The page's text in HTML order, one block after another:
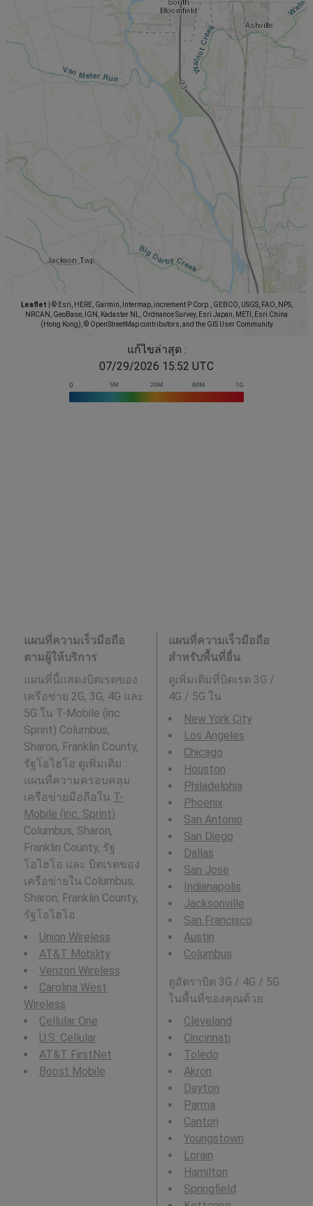
Leaflet
© Esri, HERE, Garmin, Intermap, increment P Corp., GEBCO, USGS, FAO, NPS,
NRCAN, GeoBase, IGN, Kadaster NL, Ordnance Survey, Esri Japan, METI, Esri China
(Hong Kong), © OpenStreetMap contributors, and the GIS User Community
แก้ไขล่าสุด :
07/29/2026 15:52 UTC
แผนที่ความเร็วมือถือ
ตามผู้ให้บริการ
แผนที่นี้แสดงบิตเรตของ
เครือข่าย 2G, 3G, 4G และ
5G ใน T-Mobile (inc.
Sprint) Columbus,
Sharon, Franklin County,
รัฐโอไฮโอ ดูเพิ่มเติม :
แผนที่ความครอบคลุม
เครือข่ายมือถือใน T-
Mobile (inc. Sprint)
Columbus, Sharon,
Franklin County, รัฐ
โอไฮโอ และ บิตเรตของ
เครือข่ายใน Columbus,
Sharon, Franklin County,
รัฐโอไฮโอ
Union Wireless
AT&T Mobility
Verizon Wireless
Carolina West
Wireless
Cellular One
U.S. Cellular
AT&T FirstNet
Boost Mobile
แผนที่ความเร็วมือถือ
สำหรับพื้นที่อื่น
ดูเพิ่มเติมที่บิตเรต 3G /
4G / 5G ใน :
New York City
Los Angeles
Chicago
Houston
Philadelphia
Phoenix
San Antonio
San Diego
Dallas
San Jose
Indianapolis
Jacksonville
San Francisco
Austin
Columbus
ดูอัตราบิต 3G / 4G / 5G
ในพื้นที่ของคุณด้วย:
Cleveland
Cincinnati
Toledo
Akron
Dayton
Parma
Canton
Youngstown
Lorain
Hamilton
Springfield